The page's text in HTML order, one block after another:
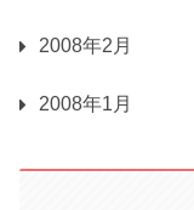
2008年2月
2008年1月